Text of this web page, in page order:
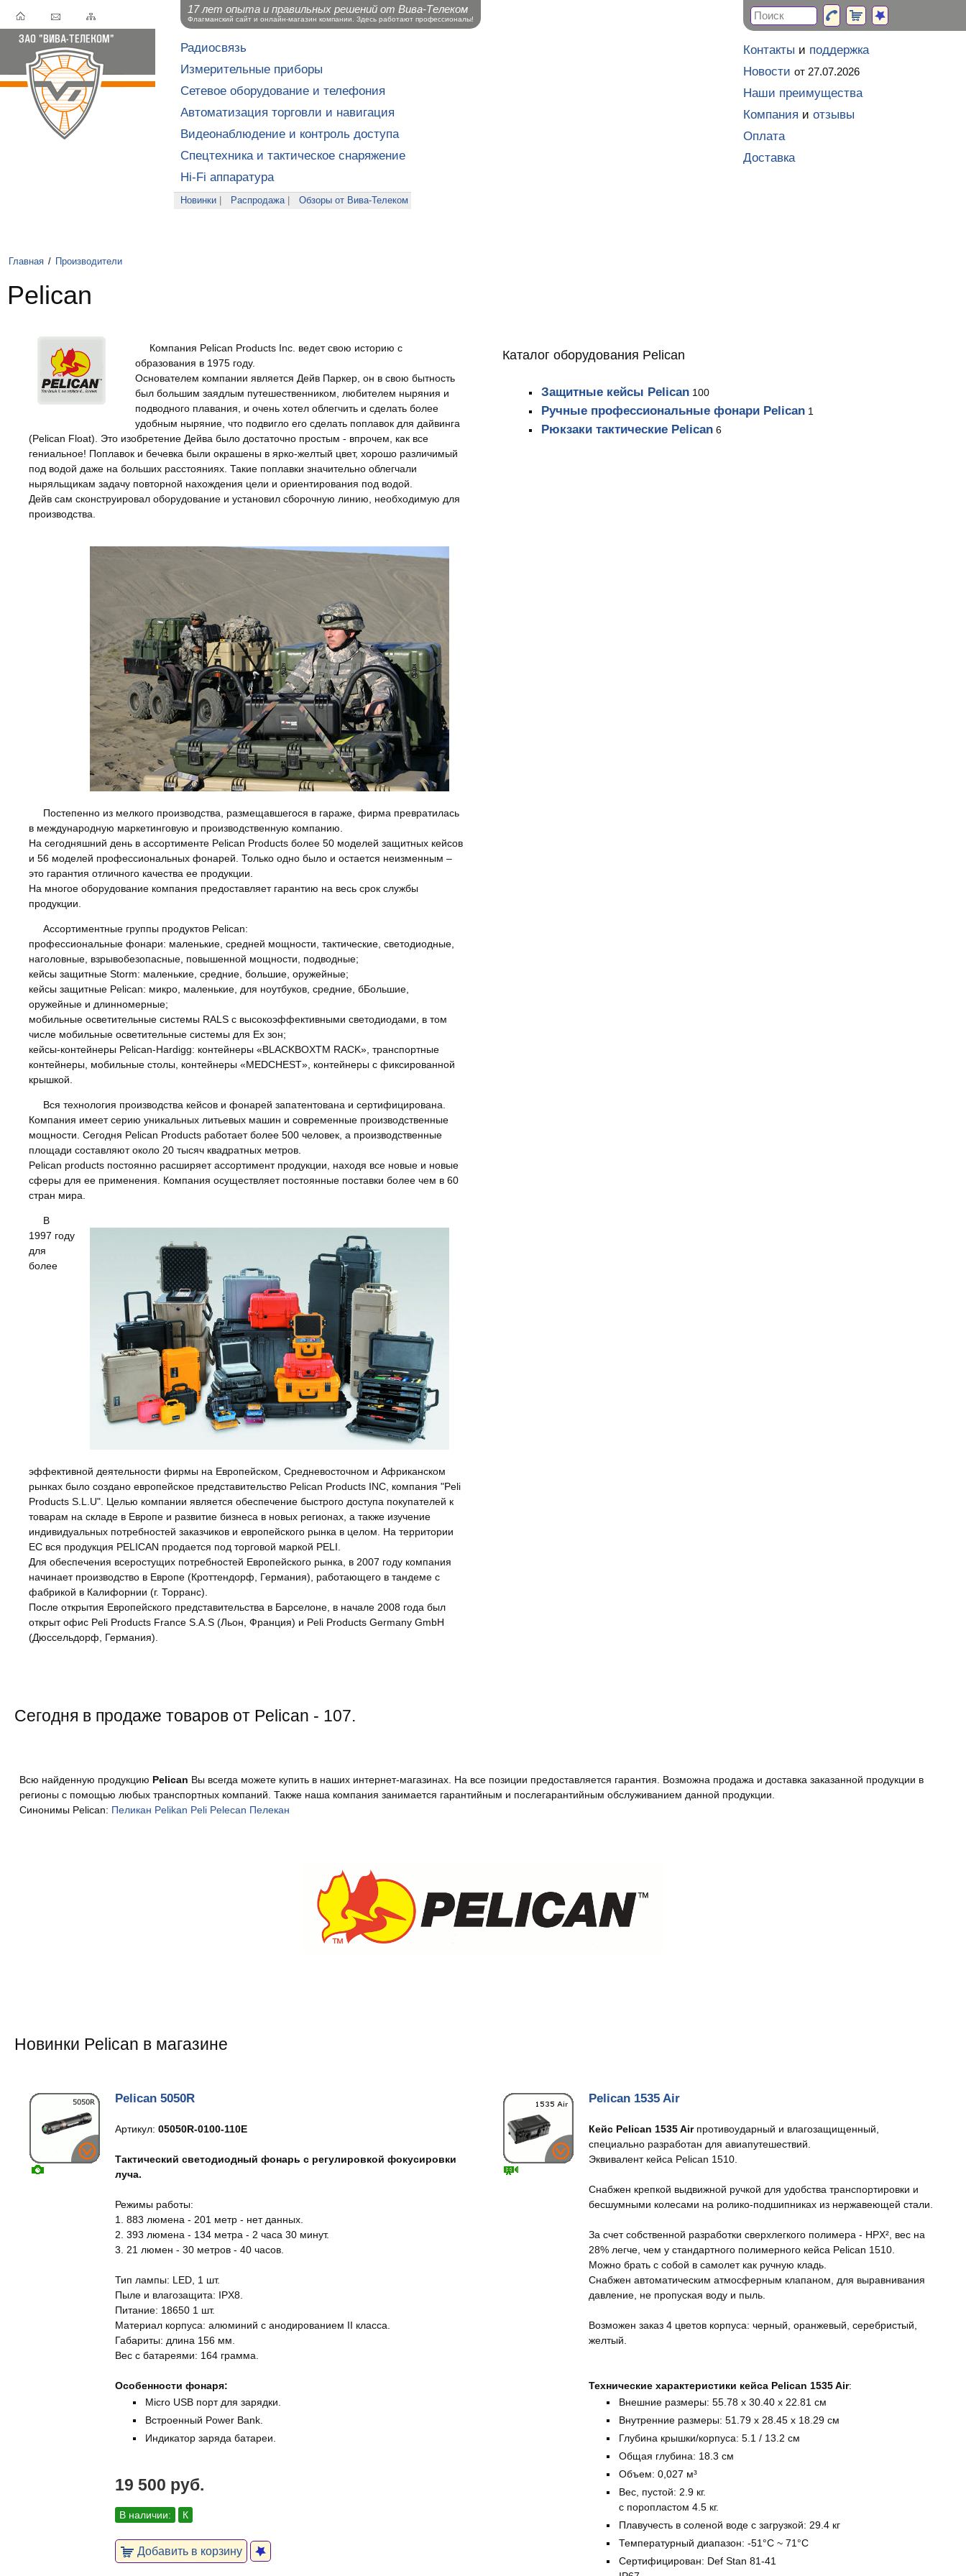
Радиосвязь
Измерительные приборы
Сетевое оборудование и телефония
Автоматизация торговли и навигация
Видеонаблюдение и контроль доступа
Спецтехника и тактическое снаряжение
Hi-Fi аппаратура
Новинки Распродажа| Обзоры от Вива-Телеком
Главная / Производители
Pelican
Компания Pelican Products Inc. ведет свою историю с
образования в 1975 году.
Основателем компании является Дейв Паркер, он в свою бытность
был большим заядлым путешественником, любителем ныряния и
подводного плавания, и очень хотел облегчить и сделать более
удобным ныряние, что подвигло его сделать поплавок для дайвинга
(Pelican Float). Это изобретение Дейва было достаточно простым - впрочем, как все
гениальное! Поплавок и бечевка были окрашены в ярко-желтый цвет, хорошо различимый
под водой даже на больших расстояниях. Такие поплавки значительно облегчали
ныряльщикам задачу повторной нахождения цели и ориентирования под водой.
Дейв сам сконструировал оборудование и установил сборочную линию, необходимую для
производства.
Постепенно из мелкого производства, размещавшегося в гараже, фирма превратилась
в международную маркетинговую и производственную компанию.
На сегодняшний день в ассортименте Pelican Products более 50 моделей защитных кейсов
и 56 моделей профессиональных фонарей. Только одно было и остается неизменным –
это гарантия отличного качества ее продукции.
На многое оборудование компания предоставляет гарантию на весь срок службы
продукции.
Ассортиментные группы продуктов Pelican:
профессиональные фонари: маленькие, средней мощности, тактические, светодиодные,
наголовные, взрывобезопасные, повышенной мощности, подводные;
кейсы защитные Storm: маленькие, средние, большие, оружейные;
кейсы защитные Pelican: микро, маленькие, для ноутбуков, средние, бБольшие,
оружейные и длинномерные;
мобильные осветительные системы RALS с высокоэффективными светодиодами, в том
числе мобильные осветительные системы для Ex зон;
кейсы-контейнеры Pelican-Hardigg: контейнеры «BLACKBOXTM RACK», транспортные
контейнеры, мобильные столы, контейнеры «MEDCHEST», контейнеры с фиксированной
крышкой.
Вся технология производства кейсов и фонарей запатентована и сертифицирована.
Компания имеет серию уникальных литьевых машин и современные производственные
мощности. Сегодня Pelican Products работает более 500 человек, а производственные
площади составляют около 20 тысяч квадратных метров.
Pelican products постоянно расширяет ассортимент продукции, находя все новые и новые
сферы для ee применения. Компания осуществляет постоянные поставки более чем в 60
стран мира.
В
1997 году
для
более
эффективной деятельности фирмы на Европейском, Средневосточном и Африканском
рынках было создано европейское представительство Pelican Products INC, компания "Peli
Products S.L.U". Целью компании является обеспечение быстрого доступа покупателей к
товарам на складе в Европе и развитие бизнеса в новых регионах, а также изучение
индивидуальных потребностей заказчиков и европейского рынка в целом. На территории
ЕС вся продукция PELICAN продается под торговой маркой PELI.
Для обеспечения всеростущих потребностей Европейского рынка, в 2007 году компания
начинает производство в Европе (Кроттендорф, Германия), работающего в тандеме с
фабрикой в Калифорнии (г. Торранс).
После открытия Европейского представительства в Барселоне, в начале 2008 года был
открыт офис Peli Products France S.A.S (Льон, Франция) и Peli Products Germany GmbH
(Дюссельдорф, Германия).
Каталог оборудования Pelican
Защитные кейсы Pelican100
Ручные профессиональные фонари Pelican1
Рюкзаки тактические Pelican6
Сегодня в продаже товаров от Pelican - 107.
Всю найденную продукцию Pelican Вы всегда можете купить в наших интернет-магазинах. На все позиции предоставляется гарантия. Возможна продажа и доставка заказанной продукции в
регионы с помощью любых транспортных компаний. Также наша компания занимается гарантийным и послегарантийным обслуживанием данной продукции.
Синонимы Pelican: Пеликан Pelikan Peli Pelecan Пелекан
Новинки Pelican в магазине
Pelican 5050R
Артикул:05050R-0100-110E
Тактический светодиодный фонарь с регулировкой фокусировки
луча.
Режимы работы:
1. 883 люмена - 201 метр - нет данных.
2. 393 люмена - 134 метра - 2 часа 30 минут.
3. 21 люмен - 30 метров - 40 часов.
Тип лампы: LED, 1 шт.
Пыле и влагозащита: IPX8.
Питание: 18650 1 шт.
Материал корпуса: алюминий с анодированием II класса.
Габариты: длина 156 мм.
Вес с батареями: 164 грамма.
Особенности фонаря:
Micro USB порт для зарядки.
Встроенный Power Bank.
Индикатор заряда батареи.
19 500 руб.
В наличии: К
Добавить в корзину
Pelican 1535 Air
Кейс Pelican 1535 Airпротивоударный и влагозащищенный,
специально разработан для авиапутешествий.
Эквивалент кейса Pelican 1510.
Снабжен крепкой выдвижной ручкой для удобства транспортировки и
бесшумными колесами на ролико-подшипниках из нержавеющей стали.
За счет собственной разработки сверхлегкого полимера - HPX², вес на
28% легче, чем у стандартного полимерного кейса Pelican 1510.
Можно брать с собой в самолет как ручную кладь.
Снабжен автоматическим атмосферным клапаном, для выравнивания
давление, не пропуская воду и пыль.
Возможен заказ 4 цветов корпуса: черный, оранжевый, серебристый,
желтый.
Технические характеристики кейса Pelican 1535 Air:
Внешние размеры: 55.78 x 30.40 x 22.81 см
Внутренние размеры: 51.79 x 28.45 x 18.29 см
Глубина крышки/корпуса: 5.1 / 13.2 см
Общая глубина: 18.3 см
Объем: 0,027 м³
Вес, пустой: 2.9 кг.
с поропластом 4.5 кг.
Плавучесть в соленой воде с загрузкой: 29.4 кг
Температурный диапазон: -51°C ~ 71°C
Сертифицирован: Def Stan 81-41
Контакты и поддержка
Новости от 27.07.2026
Наши преимущества
Компания и отзывы
Оплата
Доставка
17 лет опыта и правильных решений от Вива-Телеком
Флагманский сайт и онлайн-магазин компании. Здесь работают профессионалы!